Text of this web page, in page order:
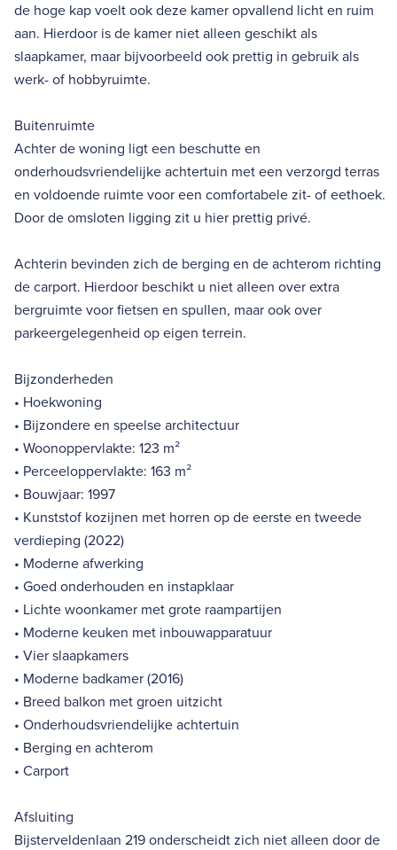
de hoge kap voelt ook deze kamer opvallend licht en ruim
aan. Hierdoor is de kamer niet alleen geschikt als
slaapkamer, maar bijvoorbeeld ook prettig in gebruik als
werk- of hobbyruimte.
Buitenruimte
Achter de woning ligt een beschutte en
onderhoudsvriendelijke achtertuin met een verzorgd terras
en voldoende ruimte voor een comfortabele zit- of eethoek.
Door de omsloten ligging zit u hier prettig privé.
Achterin bevinden zich de berging en de achterom richting
de carport. Hierdoor beschikt u niet alleen over extra
bergruimte voor fietsen en spullen, maar ook over
parkeergelegenheid op eigen terrein.
Bijzonderheden
• Hoekwoning
• Bijzondere en speelse architectuur
• Woonoppervlakte: 123 m²
• Perceeloppervlakte: 163 m²
• Bouwjaar: 1997
• Kunststof kozijnen met horren op de eerste en tweede
verdieping (2022)
• Moderne afwerking
• Goed onderhouden en instapklaar
• Lichte woonkamer met grote raampartijen
• Moderne keuken met inbouwapparatuur
• Vier slaapkamers
• Moderne badkamer (2016)
• Breed balkon met groen uitzicht
• Onderhoudsvriendelijke achtertuin
• Berging en achterom
• Carport
Afsluiting
Bijsterveldenlaan 219 onderscheidt zich niet alleen door de